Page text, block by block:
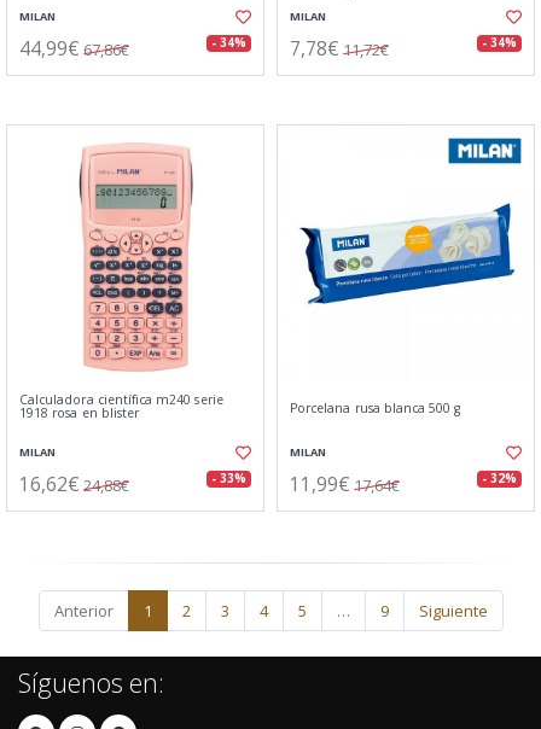
MILAN
44,99€ 67,86€ - 34%
MILAN
7,78€ 11,72€ - 34%
Calculadora científica m240 serie
1918 rosa en blister
MILAN
16,62€ 24,88€ - 33%
Porcelana rusa blanca 500 g
MILAN
11,99€ 17,64€ - 32%
Anterior 1 2 3 4 5 … 9 Siguiente
Síguenos en: